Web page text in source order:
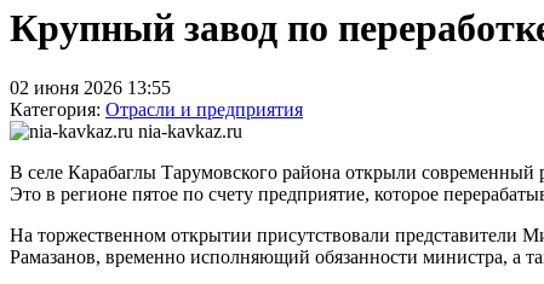
Крупный завод по
02 июня 2026 13:55
Категория: Отрасли и предприятия
nia-kavkaz.ru
В селе Карабаглы Тарумовского района открыли
Это в регионе пятое по счету предприятие, которое
На торжественном открытии присутствовали представители
Рамазанов, временно исполняющий обязанности министра, а